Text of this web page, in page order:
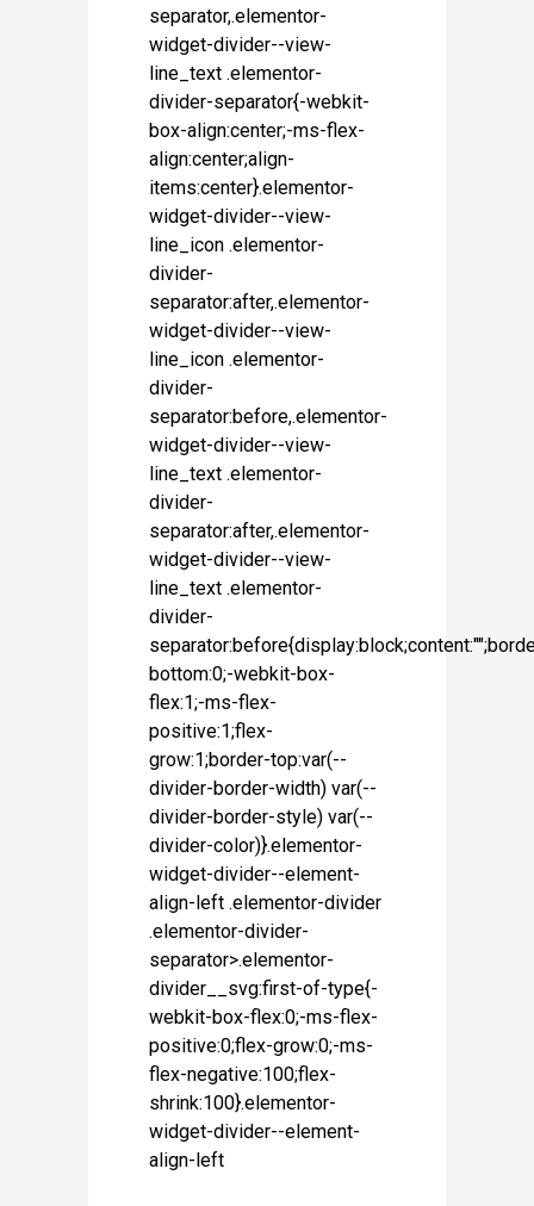
separator,.elementor-
widget-divider--view-
line_text .elementor-
divider-separator{-webkit-
box-align:center;-ms-flex-
align:center;align-
items:center}.elementor-
widget-divider--view-
line_icon .elementor-
divider-
separator:after,.elementor-
widget-divider--view-
line_icon .elementor-
divider-
separator:before,.elementor-
widget-divider--view-
line_text .elementor-
divider-
separator:after,.elementor-
widget-divider--view-
line_text .elementor-
divider-
bottom:0;-webkit-box-
flex:1;-ms-flex-
positive:1;flex-
grow:1;border-top:var(--
divider-border-width) var(--
divider-border-style) var(--
divider-color)}.elementor-
widget-divider--element-
align-left .elementor-divider
.elementor-divider-
separator>.elementor-
divider__svg:first-of-type{-
webkit-box-flex:0;-ms-flex-
positive:0;flex-grow:0;-ms-
flex-negative:100;flex-
shrink:100}.elementor-
widget-divider--element-
align-left